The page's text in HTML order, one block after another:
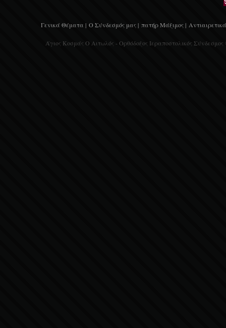
Γενικά Θέματα | Ο Σύνδεσμός μας | πατήρ Μάξιμος |
Άγιος Κοσμάς Ο Αιτωλός - Ορθόδοξος Ιεραποστολικός